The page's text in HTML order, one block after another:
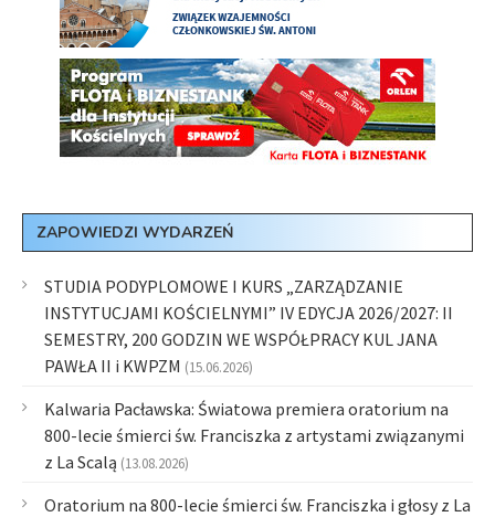
ZAPOWIEDZI WYDARZEŃ
STUDIA PODYPLOMOWE I KURS „ZARZĄDZANIE
INSTYTUCJAMI KOŚCIELNYMI” IV EDYCJA 2026/2027: II
SEMESTRY, 200 GODZIN WE WSPÓŁPRACY KUL JANA
PAWŁA II i KWPZM (15.06.2026)
Kalwaria Pacławska: Światowa premiera oratorium na
800-lecie śmierci św. Franciszka z artystami związanymi
z La Scalą (13.08.2026)
Oratorium na 800-lecie śmierci św. Franciszka i głosy z La